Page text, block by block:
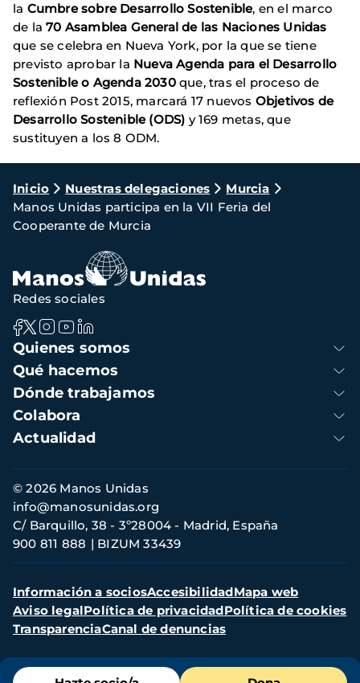
la Cumbre sobre Desarrollo Sostenible, en el marco
de la70 Asamblea General de las Naciones Unidas
que se celebra en Nueva York, por la que se tiene
previsto aprobar la Nueva Agenda para el Desarrollo
Sostenible o Agenda 2030que, tras el proceso de
reflexión Post 2015, marcará 17 nuevos Objetivos de
Desarrollo Sostenible (ODS) y 169 metas, que
sustituyen a los 8 ODM.
Ruta
de
navegación
Inicio Nuestras delegaciones
Murcia
Manos Unidas participa en la VII Feria del
Cooperante de Murcia
Menú
Navegación
principal
Quienes somos
Qué hacemos
Dónde trabajamos
Colabora
Actualidad
Redes sociales
Información
de
contacto
© 2026 Manos Unidas
C/ Barquillo, 38 - 3º28004 - Madrid, España
900 811 888
BIZUM 33439
info@manosunidas.org
Menú
secundario
Información a sociosAccesibilidadMapa web
Aviso legalPolítica de privacidadPolítica de cookies
TransparenciaCanal de denuncias